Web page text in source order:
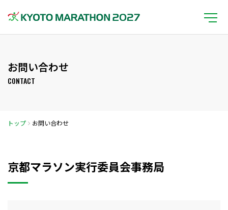
お問い合わせ
CONTACT
トップ お問い合わせ
京都マラソン実行委員会事務局